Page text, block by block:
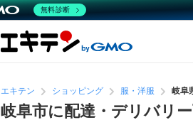
エキテン ショッピング 服・洋服 岐阜
岐阜市に配達・デリバリ
無料診断